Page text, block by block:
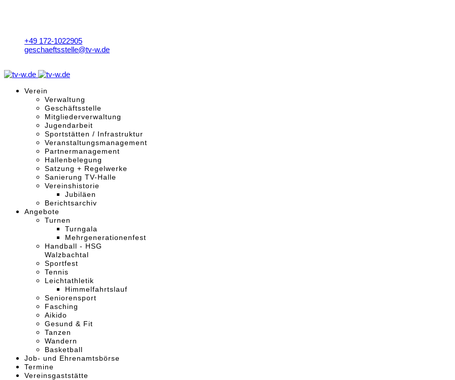
+49 172-1022905
geschaeftsstelle@tv-w.de
Verein
Verwaltung
Geschäftsstelle
Mitgliederverwaltung
Jugendarbeit
Sportstätten / Infrastruktur
Veranstaltungsmanagement
Partnermanagement
Hallenbelegung
Satzung + Regelwerke
Sanierung TV-Halle
Vereinshistorie
Jubiläen
Berichtsarchiv
Angebote
Turnen
Turngala
Mehrgenerationenfest
Handball - HSG
Walzbachtal
Sportfest
Tennis
Leichtathletik
Himmelfahrtslauf
Seniorensport
Fasching
Aikido
Gesund & Fit
Tanzen
Wandern
Basketball
Job- und Ehrenamtsbörse
Termine
Vereinsgaststätte